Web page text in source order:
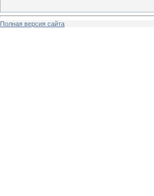
Полная версия сайта